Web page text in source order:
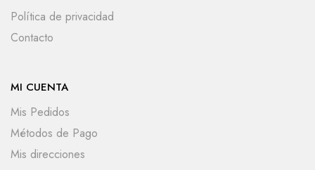
Política de privacidad
Contacto
MI CUENTA
Mis Pedidos
Métodos de Pago
Mis direcciones